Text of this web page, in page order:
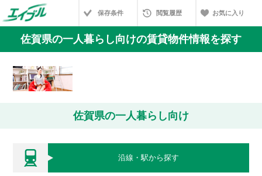
保存条件 閲覧履歴 お気に入り
佐賀県の一人暮らし向けの賃貸物件情報を探す
佐賀県の一人暮らし向け
沿線・駅から探す